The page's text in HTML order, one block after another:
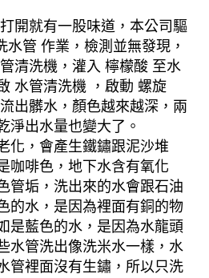
開就有一股味道，本公司驅
水管 作業，檢測並無發現，
清洗機，灌入 檸檬酸 至水
水管清洗機 ，啟動 螺旋
出髒水，顏色越來越深，兩
淨出水量也變大了。
化，會產生鐵鏽跟泥沙堆
咖啡色，地下水含有氧化
管垢，洗出來的水會跟石油
的水，是因為裡面有銅的物
是藍色的水，是因為水龍頭
水管洗出像洗米水一樣，水
管裡面沒有生鏽，所以只洗